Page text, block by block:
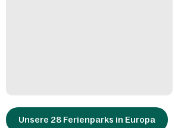
Unsere 28 Ferienparks in Europa